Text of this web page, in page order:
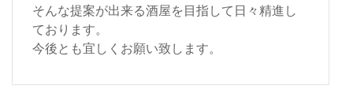
そんな提案が出来る酒屋を目指して日々精進し
ております。
今後とも宜しくお願い致します。